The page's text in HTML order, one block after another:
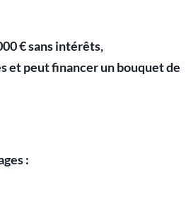
€ sans intérêts,
et peut financer un bouquet de
: